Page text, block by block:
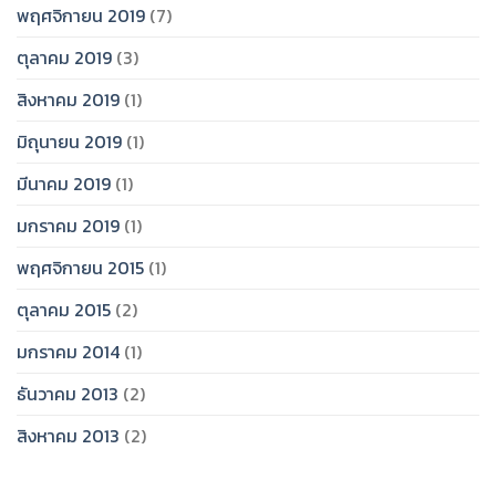
พฤศจิกายน 2019 (7)
ตุลาคม 2019 (3)
สิงหาคม 2019 (1)
มิถุนายน 2019 (1)
มีนาคม 2019 (1)
มกราคม 2019 (1)
พฤศจิกายน 2015 (1)
ตุลาคม 2015 (2)
มกราคม 2014 (1)
ธันวาคม 2013 (2)
สิงหาคม 2013 (2)